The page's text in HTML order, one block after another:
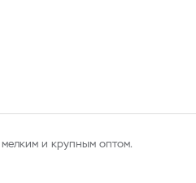
и крупным оптом.